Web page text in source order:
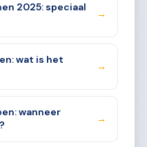
2025: speciaal
→
wat is het
→
wanneer
→